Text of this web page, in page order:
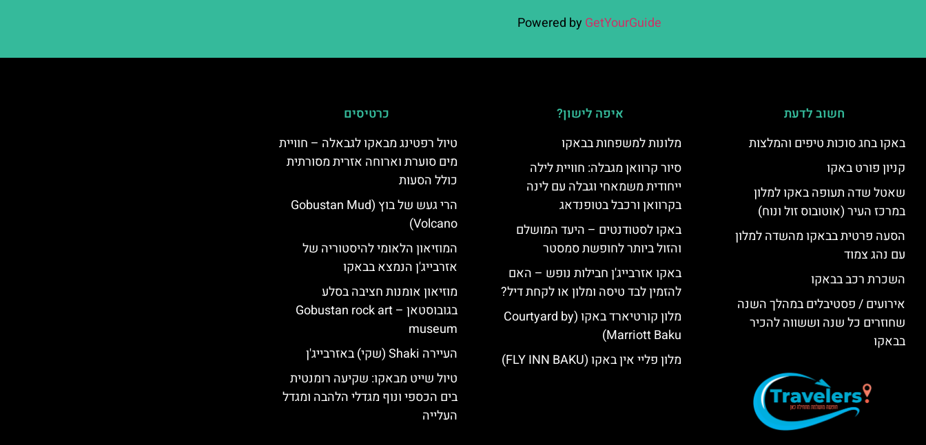
Powered by GetYourGuide
חשוב לדעת
באקו בחג סוכות טיפים והמלצות
קניון פורט באקו
שאטל שדה תעופה באקו למלון
במרכז העיר (אוטובוס זול ונוח)
הסעה פרטית בבאקו מהשדה למלון
עם נהג צמוד
השכרת רכב בבאקו
אירועים / פסטיבלים במהלך השנה
שחוזרים כל שנה וששווה להכיר
בבאקו
איפה לישון?
מלונות למשפחות בבאקו
סיור קרוואן מגבלה: חוויית לילה
ייחודית משמאחי וגבלה עם לינה
בקרוואן ורכבל בטופנדאג
באקו לסטודנטים – היעד המושלם
והזול ביותר לחופשת סמסטר
באקו אזרבייג'ן חבילות נופש – האם
להזמין לבד טיסה ומלון או לקחת דיל?
מלון קורטיארד באקו (Courtyard by
Marriott Baku)
מלון פליי אין באקו (FLY INN BAKU)
כרטיסים
טיול רפטינג מבאקו לגבאלה – חוויית
מים סוערת וארוחה אזרית מסורתית
כולל הסעות
הרי געש של בוץ (Gobustan Mud
Volcano)
המוזיאון הלאומי להיסטוריה של
אזרבייג'ן הנמצא בבאקו
מוזיאון אומנות חציבה בסלע
בגובוסטאן – Gobustan rock art
museum
העיירה Shaki (שקי) באזרבייג'ן
טיול שייט מבאקו: שקיעה רומנטית
בים הכספי ונוף מגדלי הלהבה ומגדל
העלייה